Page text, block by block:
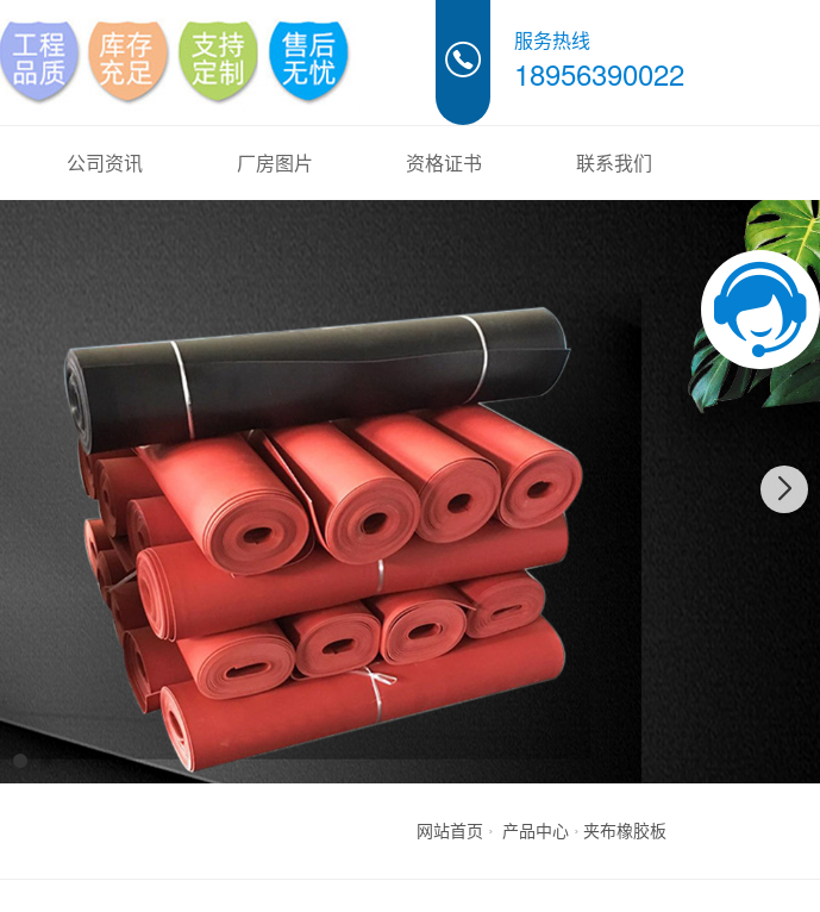
服务热线
18956390022
公司资讯 厂房图片 资格证书 联系我们
网站首页 产品中心 夹布橡胶板